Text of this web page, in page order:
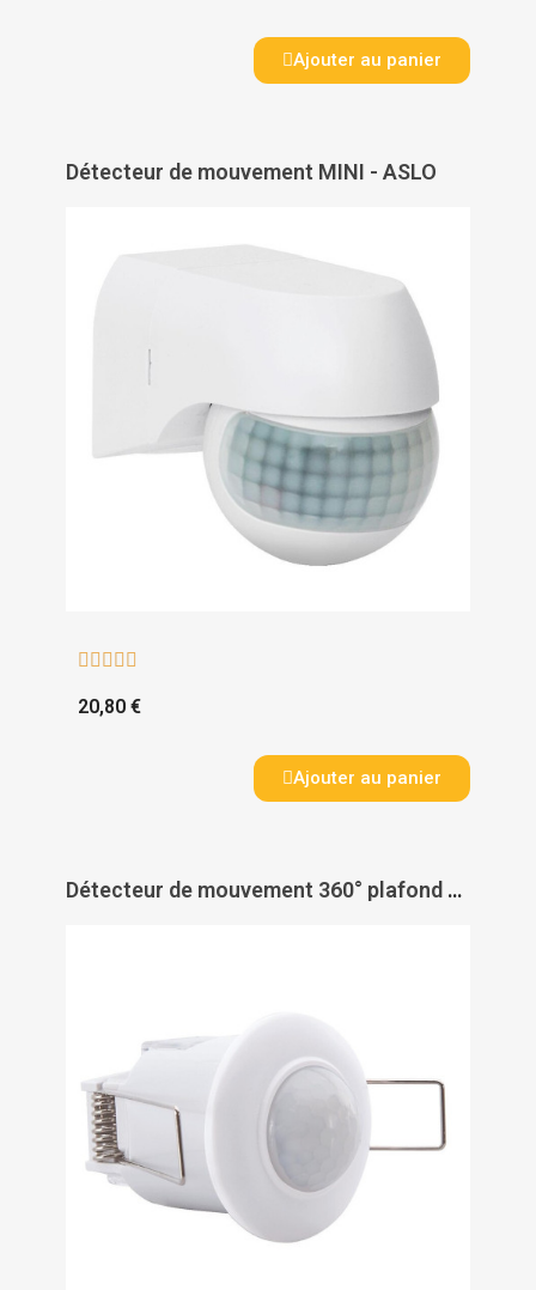
Ajouter au panier
Détecteur de mouvement MINI - ASLO
    
20,80 €
Ajouter au panier
Détecteur de mouvement 360° plafond MINI - ASLO